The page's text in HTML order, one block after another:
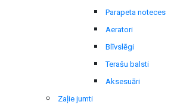
Parapeta noteces
Aeratori
Blīvslēgi
Terašu balsti
Aksesuāri
Zaļie jumti